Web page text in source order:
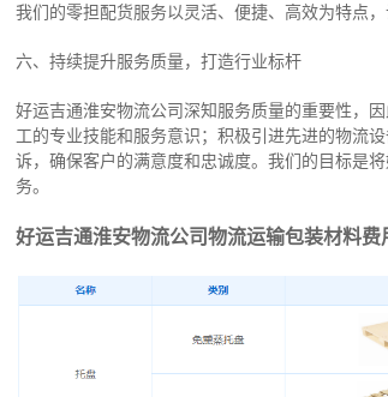
我们的零担配货服务以灵活、便捷、高效为特点
六、持续提升服务质量，打造行业标杆
好运吉通淮安物流公司深知服务质量的重要性，
工的专业技能和服务意识；积极引进先进的物流
诉，确保客户的满意度和忠诚度。我们的目标是
务。
好运吉通淮安物流公司物流运输包装材料费